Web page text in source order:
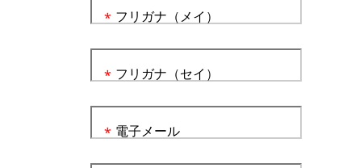
フリガナ（メイ）
*
フリガナ（セイ）
*
電子メール
*